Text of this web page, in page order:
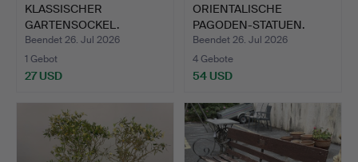
KLASSISCHER
GARTENSOCKEL.
Beendet 26. Jul 2026
1 Gebot
27 USD
ORIENTALISCHE
PAGODEN-STATUEN.
Beendet 26. Jul 2026
4 Gebote
54 USD